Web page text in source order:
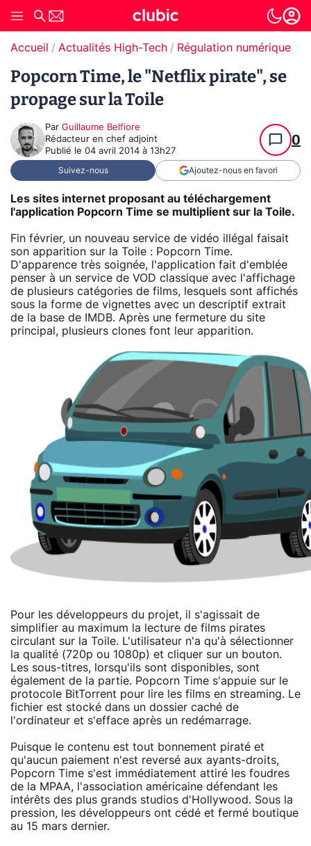
Accueil Actualités High-Tech Régulation numérique
Popcorn Time, le "Netflix pirate", se
propage sur la Toile
Par Guillaume Belfiore
Rédacteur en chef adjoint
Publié le 04 avril 2014 à 13h27
0
Suivez-nous Ajoutez-nous en favori
Les sites internet proposant au téléchargement
l'application Popcorn Time se multiplient sur la Toile.
Fin février, un nouveau service de vidéo illégal faisait
son apparition sur la Toile : Popcorn Time.
D'apparence très soignée, l'application fait d'emblée
penser à un service de VOD classique avec l'affichage
de plusieurs catégories de films, lesquels sont affichés
sous la forme de vignettes avec un descriptif extrait
de la base de IMDB. Après une fermeture du site
principal, plusieurs clones font leur apparition.
Pour les développeurs du projet, il s'agissait de
simplifier au maximum la lecture de films pirates
circulant sur la Toile. L'utilisateur n'a qu'à sélectionner
la qualité (720p ou 1080p) et cliquer sur un bouton.
Les sous-titres, lorsqu'ils sont disponibles, sont
également de la partie. Popcorn Time s'appuie sur le
protocole BitTorrent pour lire les films en streaming. Le
fichier est stocké dans un dossier caché de
l'ordinateur et s'efface après un redémarrage.
Puisque le contenu est tout bonnement piraté et
qu'aucun paiement n'est reversé aux ayants-droits,
Popcorn Time s'est immédiatement attiré les foudres
de la MPAA, l'association américaine défendant les
intérêts des plus grands studios d'Hollywood. Sous la
pression, les développeurs ont cédé et fermé boutique
au 15 mars dernier.